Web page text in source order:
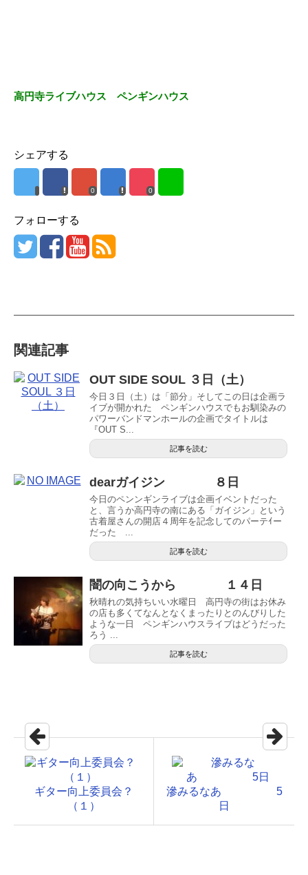
高円寺ライブハウス ペンギンハウス
シェアする
0 0
フォローする
関連記事
OUT SIDE SOUL ３日（土）
今日３日（土）は「節分」そしてこの日は企画ラ
イブが開かれた ペンギンハウスでもお馴染みの
パワーバンドマンホールの企画でタイトルは
『OUT S...
記事を読む
dearガイジン ８日
今日のペンンギンライブは企画イベントだった
と、言うか高円寺の南にある「ガイジン」という
古着屋さんの開店４周年を記念してのパーテｲー
だった ...
記事を読む
闇の向こうから １４日
秋晴れの気持ちいい水曜日 高円寺の街はお休み
の店も多くてなんとなくまったりとのんびりした
ような一日 ペンギンハウスライブはどうだった
ろう ...
記事を読む
ギター向上委員会？
（１）
滲みるなあ 5
日